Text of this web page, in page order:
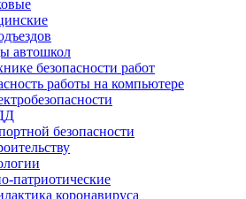
автошкол
безопасности работ
работы на компьютере
безопасности
патриотические
коронавируса